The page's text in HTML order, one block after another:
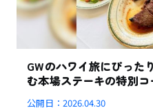
GWのハワイ旅にぴった
む本場ステーキの特別コ
公開日：2026.04.30